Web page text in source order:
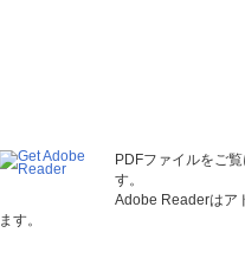
PDFファイルをご
す。
Adobe Readerはア
ます。